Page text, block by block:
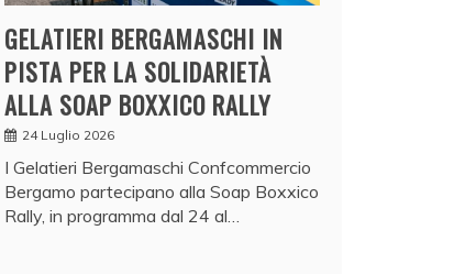
GELATIERI BERGAMASCHI IN
PISTA PER LA SOLIDARIETÀ
ALLA SOAP BOXXICO RALLY
24 Luglio 2026
I Gelatieri Bergamaschi Confcommercio
Bergamo partecipano alla Soap Boxxico
Rally, in programma dal 24 al…